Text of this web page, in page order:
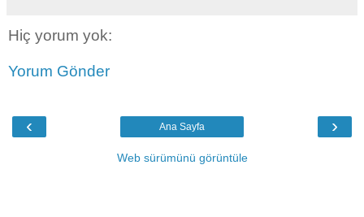
Hiç yorum yok:
Yorum Gönder
‹ ›
Ana Sayfa
Web sürümünü görüntüle